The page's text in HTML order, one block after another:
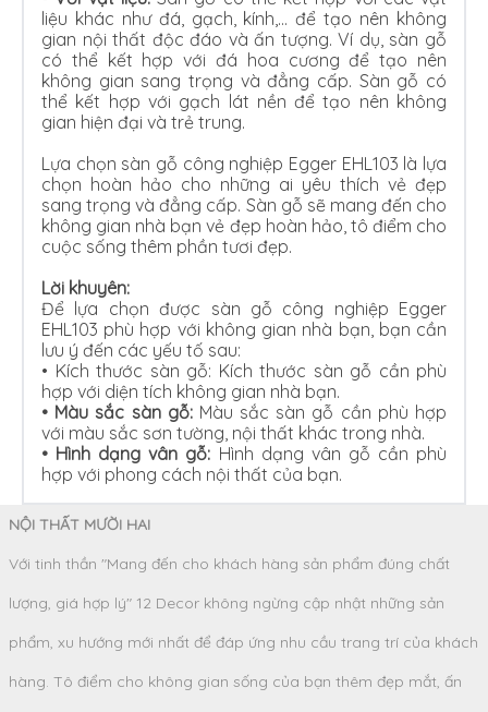
liệu khác như đá, gạch, kính,… để tạo nên không
gian nội thất độc đáo và ấn tượng. Ví dụ, sàn gỗ
có thể kết hợp với đá hoa cương để tạo nên
không gian sang trọng và đẳng cấp. Sàn gỗ có
thể kết hợp với gạch lát nền để tạo nên không
gian hiện đại và trẻ trung.
Lựa chọn sàn gỗ công nghiệp Egger EHL103 là lựa
chọn hoàn hảo cho những ai yêu thích vẻ đẹp
sang trọng và đẳng cấp. Sàn gỗ sẽ mang đến cho
không gian nhà bạn vẻ đẹp hoàn hảo, tô điểm cho
cuộc sống thêm phần tươi đẹp.
Lời khuyên:
Để lựa chọn được sàn gỗ công nghiệp Egger
EHL103 phù hợp với không gian nhà bạn, bạn cần
lưu ý đến các yếu tố sau:
• Kích thước sàn gỗ: Kích thước sàn gỗ cần phù
hợp với diện tích không gian nhà bạn.
• Màu sắc sàn gỗ: Màu sắc sàn gỗ cần phù hợp
với màu sắc sơn tường, nội thất khác trong nhà.
• Hình dạng vân gỗ: Hình dạng vân gỗ cần phù
hợp với phong cách nội thất của bạn.
NỘI THẤT MƯỜI HAI
Với tinh thần "Mang đến cho khách hàng sản phẩm đúng chất
lượng, giá hợp lý" 12 Decor không ngừng cập nhật những sản
phẩm, xu hướng mới nhất để đáp ứng nhu cầu trang trí của khách
hàng. Tô điểm cho không gian sống của bạn thêm đẹp mắt, ấn